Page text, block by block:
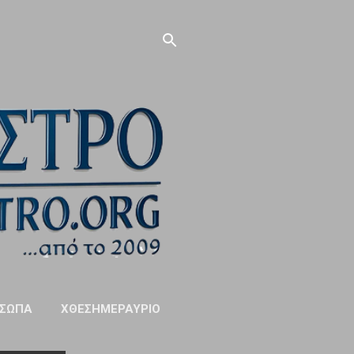
ΧΘΕΣΗΜΕΡΑΥΡΙΟ